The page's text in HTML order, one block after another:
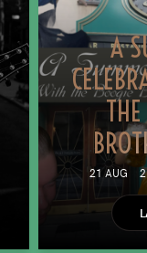
A
21 AUG